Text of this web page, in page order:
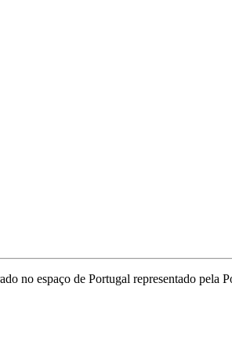
no espaço de Portugal representado pela